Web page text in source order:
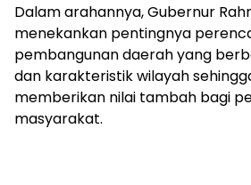
Dalam arahannya, Gubernur
menekankan pentingnya
pembangunan daerah yang
dan karakteristik wilayah
memberikan nilai tambah bagi
masyarakat.